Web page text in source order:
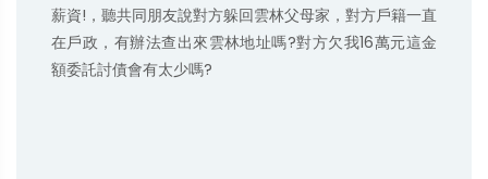
薪資!，聽共同朋友說對方躲回雲林父母家，對方戶籍一直
在戶政，有辦法查出來雲林地址嗎?對方欠我16萬元這金
額委託討債會有太少嗎?